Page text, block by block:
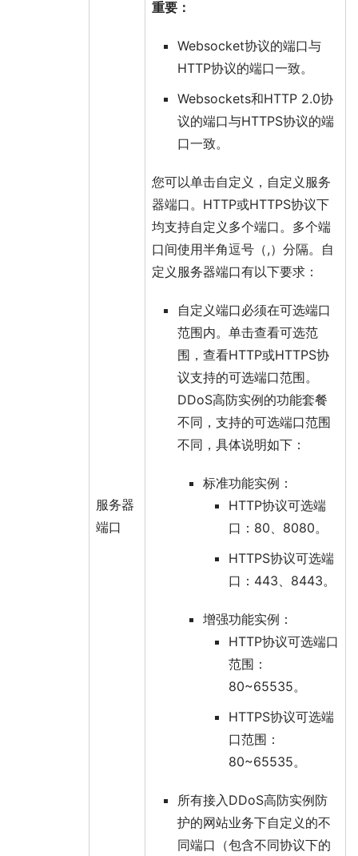
服务器
端口
重要：
Websocket协议的端口与
HTTP协议的端口一致。
Websockets和HTTP 2.0协
议的端口与HTTPS协议的端
口一致。
您可以单击自定义 ，自定义服务
器端口。 HTTP或HTTPS协议下
均支持自定义多个端口。多个端
口间使用半角逗号（,）分隔。自
定义服务器端口有以下要求：
自定义端口必须在可选端口
范围内。单击查看可选范
围 ，查看HTTP或HTTPS协
议支持的可选端口范围。
DDoS高防实例的功能套餐
不同，支持的可选端口范围
不同，具体说明如下：
标准功能实例：
HTTP协议可选端
口：80、8080。
HTTPS协议可选端
口：443、8443。
增强功能实例：
HTTP协议可选端口
范围：
80~65535。
HTTPS协议可选端
口范围：
80~65535。
所有接入DDoS高防实例防
护的网站业务下自定义的不
同端口（包含不同协议下的